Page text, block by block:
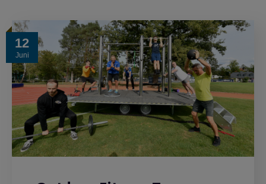
12
Juni